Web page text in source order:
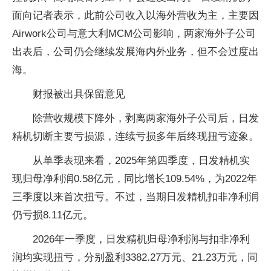
面向记者表示，此前公司收入以海外营收为主，主要因
Airwork公司与意大利MCM公司影响，两家海外子公司
出表后，公司仍会继续发展海内外业务，但不会过度出
海。
财报被出具保留意见
除营收规模下降外，剥离两家海外子公司后，日发
精机切断主要亏损源，连续亏损多年后终现扭亏迹象。
从单季表现来看，2025年第四季度，日发精机实
现归母净利润0.58亿元，同比增长109.54%，为2022年
三季度以来首次扭亏。不过，当期日发精机扣非净利润
仍亏损8.11亿元。
2026年一季度，日发精机归母净利润与扣非净利
润均实现扭亏，分别盈利3382.27万元、21.23万元，同